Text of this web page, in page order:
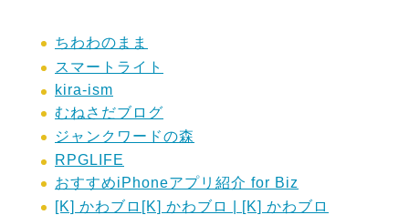
ちわわのまま
スマートライト
kira-ism
むねさだブログ
ジャンクワードの森
RPGLIFE
おすすめiPhoneアプリ紹介 for Biz
[K] かわブロ[K] かわブロ | [K] かわブロ